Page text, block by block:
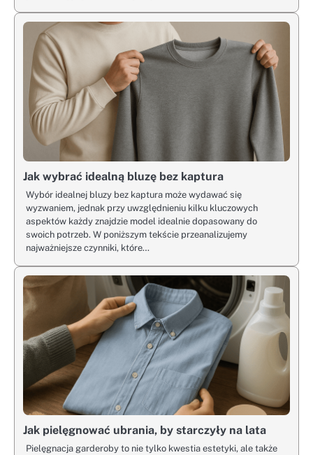
Jak wybrać idealną bluzę bez kaptura
Wybór idealnej bluzy bez kaptura może wydawać się
wyzwaniem, jednak przy uwzględnieniu kilku kluczowych
aspektów każdy znajdzie model idealnie dopasowany do
swoich potrzeb. W poniższym tekście przeanalizujemy
najważniejsze czynniki, które…
Jak pielęgnować ubrania, by starczyły na lata
Pielęgnacja garderoby to nie tylko kwestia estetyki, ale także